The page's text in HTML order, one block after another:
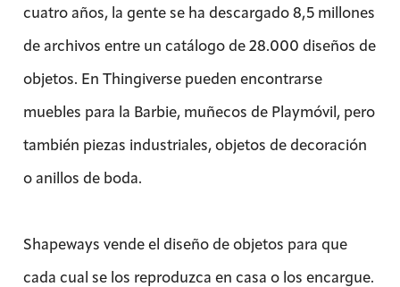
cuatro años, la gente se ha descargado 8,5 millones
de archivos entre un catálogo de 28.000 diseños de
objetos. En Thingiverse pueden encontrarse
muebles para la Barbie, muñecos de Playmóvil, pero
también piezas industriales, objetos de decoración
o anillos de boda.
Shapeways vende el diseño de objetos para que
cada cual se los reproduzca en casa o los encargue.